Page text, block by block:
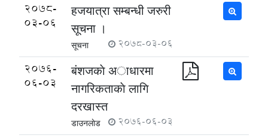
2078-
03-06
हजयात्रा सम्बन्धी जरुरी
सूचना ।
सूचना 2078-03-06
2076-
06-03
बंशजकाे अाधारमा
नागरिकताकाे लागि
दरखास्त
डाउनलाेड 2076-06-03